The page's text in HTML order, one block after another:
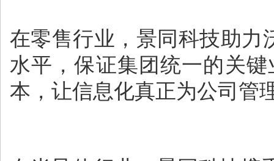
在零售行业，景同科技助力
水平，保证集团统一的关
本，让信息化真正为公司管